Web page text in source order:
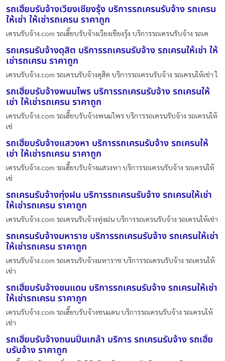
รถเฮี๊ยบรับจ้างเวียงเชียงรุ้ง บริการรถเครนรับจ้าง รถเครน
ให้เช่า ให้เช่ารถเครน ราคาถูก
เครนรับจ้าง.com รถเฮี๊ยบรับจ้างเวียงเชียงรุ้ง บริการรถเครนรับจ้าง รถเค
รถเครนรับจ้างดุสิต บริการรถเครนรับจ้าง รถเครนให้เช่า ให้
เช่ารถเครน ราคาถูก
เครนรับจ้าง.com รถเครนรับจ้างดุสิต บริการรถเครนรับจ้าง รถเครนให้เช่า ใ
รถเฮี๊ยบรับจ้างพนมไพร บริการรถเครนรับจ้าง รถเครนให้
เช่า ให้เช่ารถเครน ราคาถูก
เครนรับจ้าง.com รถเฮี๊ยบรับจ้างพนมไพร บริการรถเครนรับจ้าง รถเครนให้
เช่
รถเฮี๊ยบรับจ้างแสวงหา บริการรถเครนรับจ้าง รถเครนให้
เช่า ให้เช่ารถเครน ราคาถูก
เครนรับจ้าง.com รถเฮี๊ยบรับจ้างแสวงหา บริการรถเครนรับจ้าง รถเครนให้
เช่
รถเครนรับจ้างทุ่งฝน บริการรถเครนรับจ้าง รถเครนให้เช่า
ให้เช่ารถเครน ราคาถูก
เครนรับจ้าง.com รถเครนรับจ้างทุ่งฝน บริการรถเครนรับจ้าง รถเครนให้เช่า
รถเครนรับจ้างมหาราช บริการรถเครนรับจ้าง รถเครนให้เช่า
ให้เช่ารถเครน ราคาถูก
เครนรับจ้าง.com รถเครนรับจ้างมหาราช บริการรถเครนรับจ้าง รถเครนให้
เช่า
รถเฮี๊ยบรับจ้างชนแดน บริการรถเครนรับจ้าง รถเครนให้เช่า
ให้เช่ารถเครน ราคาถูก
เครนรับจ้าง.com รถเฮี๊ยบรับจ้างชนแดน บริการรถเครนรับจ้าง รถเครนให้
เช่า
รถเฮี๊ยบรับจ้างถนนปิ่นเกล้า บริการ รถเครนรับจ้าง รถเฮี๊ย
บรับจ้าง ราคาถูก